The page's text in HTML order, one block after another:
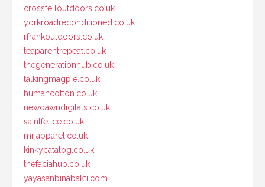
crossfelloutdoors.co.uk
yorkroadreconditioned.co.uk
rfrankoutdoors.co.uk
teaparentrepeat.co.uk
thegenerationhub.co.uk
talkingmagpie.co.uk
humancotton.co.uk
newdawndigitals.co.uk
saintfelice.co.uk
mrjapparel.co.uk
kinkycatalog.co.uk
thefaciahub.co.uk
yayasanbinabakti.com